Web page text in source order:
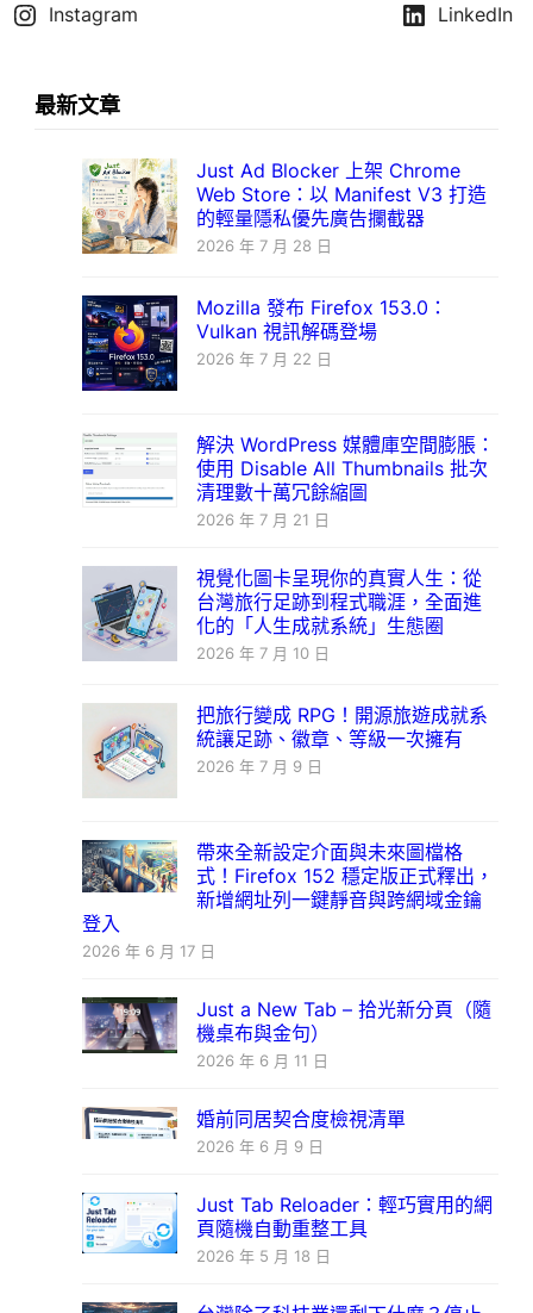
Instagram
LinkedIn
最新文章
Just Ad Blocker 上架 Chrome
Web Store：以 Manifest V3 打造
的輕量隱私優先廣告攔截器
2026 年 7 月 28 日
Mozilla 發布 Firefox 153.0：
Vulkan 視訊解碼登場
2026 年 7 月 22 日
解決 WordPress 媒體庫空間膨脹：
使用 Disable All Thumbnails 批次
清理數十萬冗餘縮圖
2026 年 7 月 21 日
視覺化圖卡呈現你的真實人生：從
台灣旅行足跡到程式職涯，全面進
化的「人生成就系統」生態圈
2026 年 7 月 10 日
把旅行變成 RPG！開源旅遊成就系
統讓足跡、徽章、等級一次擁有
2026 年 7 月 9 日
帶來全新設定介面與未來圖檔格
式！Firefox 152 穩定版正式釋出，
新增網址列一鍵靜音與跨網域金鑰
登入
2026 年 6 月 17 日
Just a New Tab – 拾光新分頁（隨
機桌布與金句）
2026 年 6 月 11 日
婚前同居契合度檢視清單
2026 年 6 月 9 日
Just Tab Reloader：輕巧實用的網
頁隨機自動重整工具
2026 年 5 月 18 日